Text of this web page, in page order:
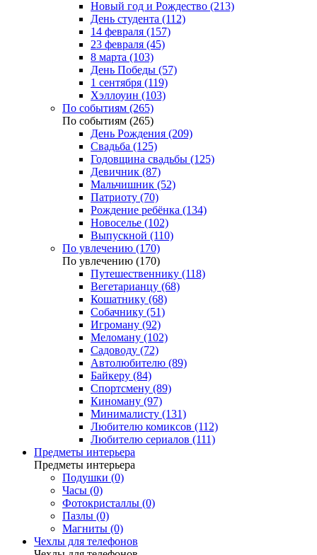
Новый год и Рождество (213)
День студента (112)
14 февраля (157)
23 февраля (45)
8 марта (103)
День Победы (57)
1 сентября (119)
Хэллоуин (103)
По событиям (265)
По событиям (265)
День Рождения (209)
Свадьба (125)
Годовщина свадьбы (125)
Девичник (87)
Мальчишник (52)
Патриоту (70)
Рождение ребёнка (134)
Новоселье (102)
Выпускной (110)
По увлечению (170)
По увлечению (170)
Путешественнику (118)
Вегетарианцу (68)
Кошатнику (68)
Собачнику (51)
Игроману (92)
Меломану (102)
Садоводу (72)
Автолюбителю (89)
Байкеру (84)
Спортсмену (89)
Киноману (97)
Минималисту (131)
Любителю комиксов (112)
Любителю сериалов (111)
Предметы интерьера
Предметы интерьера
Подушки (0)
Часы (0)
Фотокристаллы (0)
Пазлы (0)
Магниты (0)
Чехлы для телефонов